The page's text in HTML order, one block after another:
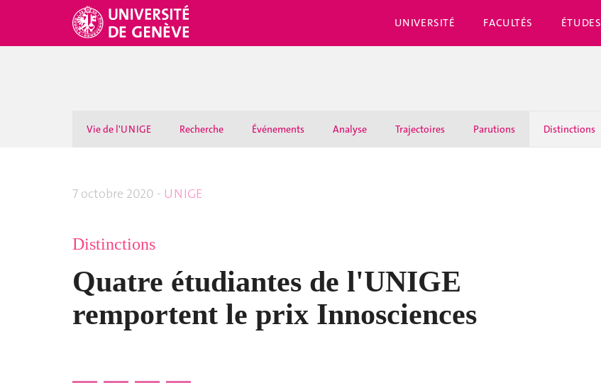
UNIVERSITÉ FACULTÉS ÉTUDES
Vie de l'UNIGE Recherche Événements Analyse Trajectoires Parutions Distinctions
7 octobre 2020 - UNIGE
Distinctions
Quatre étudiantes de l'UNIGE
remportent le prix Innosciences